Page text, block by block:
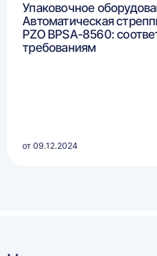
Упаковочное
Автоматическая
PZO BPSA-8560:
требованиям
от 09.12.2024